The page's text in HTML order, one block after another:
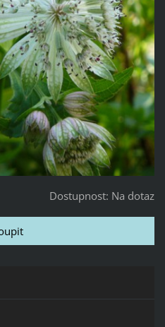
Dostupnost: Na dotaz